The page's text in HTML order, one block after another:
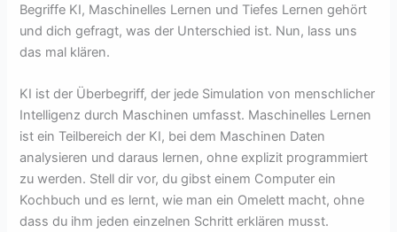
Begriffe KI, Maschinelles Lernen und Tiefes Lernen gehört
und dich gefragt, was der Unterschied ist. Nun, lass uns
das mal klären.
KI ist der Überbegriff, der jede Simulation von menschlicher
Intelligenz durch Maschinen umfasst. Maschinelles Lernen
ist ein Teilbereich der KI, bei dem Maschinen Daten
analysieren und daraus lernen, ohne explizit programmiert
zu werden. Stell dir vor, du gibst einem Computer ein
Kochbuch und es lernt, wie man ein Omelett macht, ohne
dass du ihm jeden einzelnen Schritt erklären musst.